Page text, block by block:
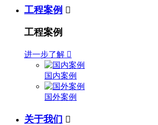
工程案例 
工程案例
进一步了解 
国内案例
国外案例
关于我们 